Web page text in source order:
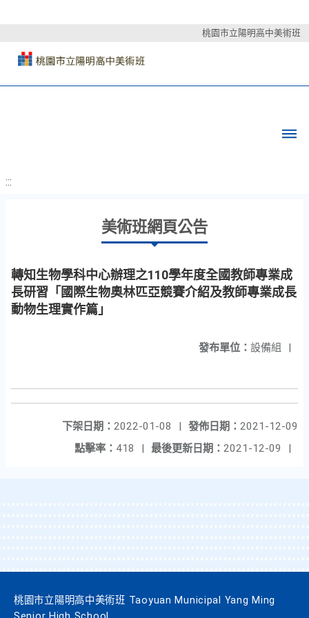
桃園市立陽明高中美術班
:::
美術班網頁公告
轉知生物學科中心辦理之110學年度全國教師專業成
長研習「國際生物奧林匹亞競賽介紹及教師專業成長
動物生理實作篇」
發布單位： 設備組 |
發佈日期： 2021-12-09
下架日期： 2022-01-08
|
最後更新日期： 2021-12-09 |
點擊率： 418 |
桃園市立陽明高中美術班 Taoyuan Municipal Yang Ming